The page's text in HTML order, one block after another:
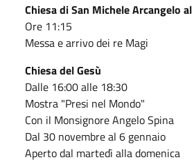
Chiesa di San Michele Arcangelo
Ore 11:15
Messa e arrivo dei re Magi
Chiesa del Gesù
Dalle 16:00 alle 18:30
Mostra "Presi nel Mondo"
Con il Monsignore Angelo Spina
Dal 30 novembre al 6 gennaio
Aperto dal martedì alla domenica